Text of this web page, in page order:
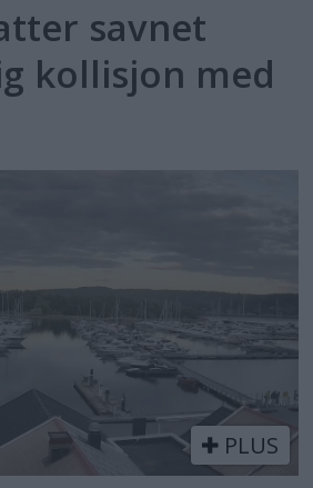
savnet
kollisjon med
PLUS